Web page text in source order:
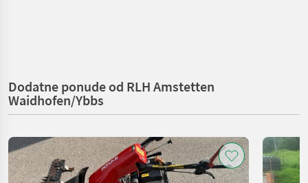
Dodatne ponude od RLH Amstetten
Waidhofen/Ybbs